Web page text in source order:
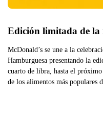
Edición limitada de la
McDonald’s se une a la
Hamburguesa presentando la
cuarto de libra, hasta el
de los alimentos más populares